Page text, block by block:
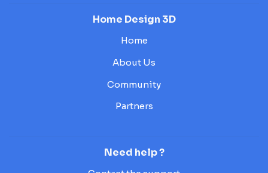
Home Design 3D
Home
About Us
Community
Partners
Need help ?